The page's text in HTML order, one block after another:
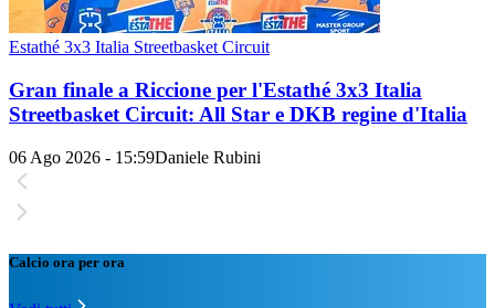
Estathé 3x3 Italia Streetbasket Circuit
Gran finale a Riccione per l'Estathé 3x3 Italia
Streetbasket Circuit: All Star e DKB regine d'Italia
06 Ago 2026 - 15:59Daniele Rubini
Calcio ora per ora